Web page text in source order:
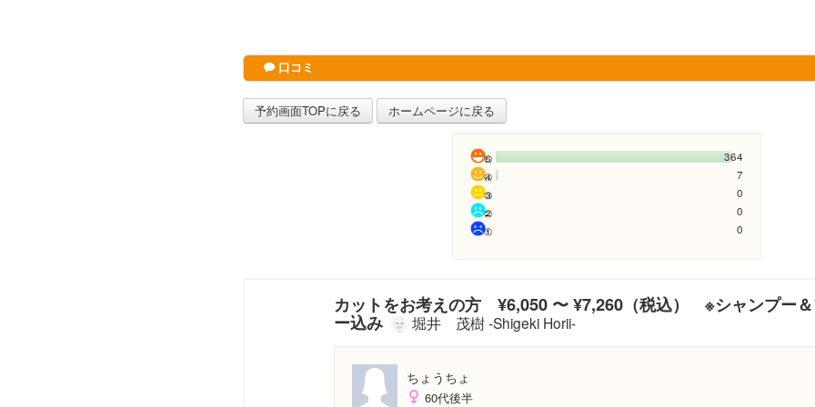
口コミ
予約画面TOPに戻る ホームページに戻る
364
7
0
0
0
カットをお考えの方 ¥6,050 〜 ¥7,260（税込） ※シャンプー
ー込み 堀井 茂樹 -Shigeki Horii-
ちょうちょ
60代後半